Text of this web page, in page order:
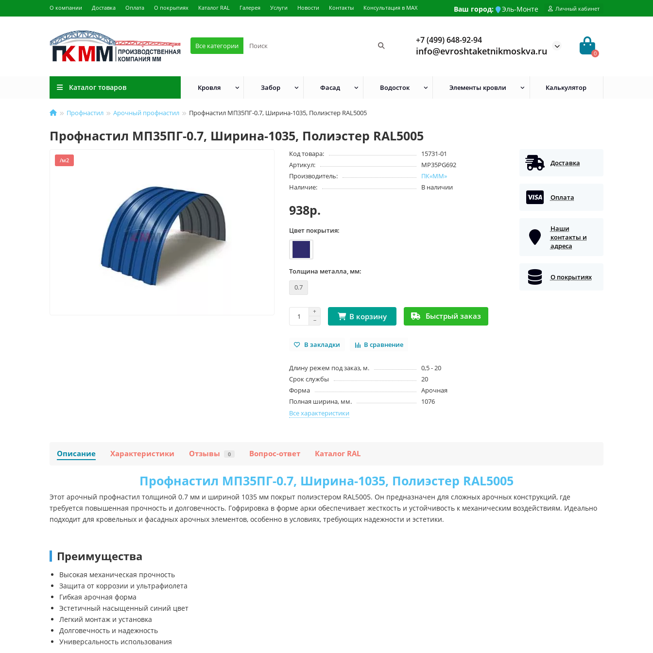
О компании Доставка Оплата О покрытиях Каталог RAL Галерея Услуги Новости Контакты Консультация в MAX Ваш город: Эль-Монте Личный кабинет
Все категории
+7 (499) 648-92-94
info@evroshtaketnikmoskva.ru 0
Каталог товаров Кровля Забор Фасад Водосток Элементы кровли Калькулятор
Профнастил Арочный профнастил Профнастил МП35ПГ-0.7, Ширина-1035, Полиэстер RAL5005
Профнастил МП35ПГ-0.7, Ширина-1035, Полиэстер RAL5005
/м2
Код товара:
15731-01
Артикул:
MP35PG692
Производитель:
ПК«ММ»
Наличие:
В наличии
938р.
Цвет покрытия:
Толщина металла, мм:
0.7
В корзину Быстрый заказ
В закладки В сравнение
Длину режем под заказ, м.
0,5 - 20
Срок службы
20
Форма
Арочная
Полная ширина, мм.
1076
Все характеристики
Доставка
Оплата
Наши
контакты и
адреса
О покрытиях
Описание Характеристики Отзывы 0 Вопрос-ответ Каталог RAL
Профнастил МП35ПГ-0.7, Ширина-1035, Полиэстер RAL5005
Этот арочный профнастил толщиной 0.7 мм и шириной 1035 мм покрыт полиэстером RAL5005. Он предназначен для сложных арочных конструкций, где
требуется повышенная прочность и долговечность. Гофрировка в форме арки обеспечивает жесткость и устойчивость к механическим воздействиям. Идеально
подходит для кровельных и фасадных арочных элементов, особенно в условиях, требующих надежности и эстетики.
Преимущества
Высокая механическая прочность
Защита от коррозии и ультрафиолета
Гибкая арочная форма
Эстетичный насыщенный синий цвет
Легкий монтаж и установка
Долговечность и надежность
Универсальность использования